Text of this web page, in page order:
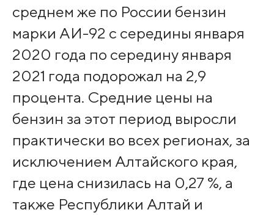
среднем же по России бензин
марки АИ-92 с середины января
2020 года по середину января
2021 года подорожал на 2,9
процента. Средние цены на
бензин за этот период выросли
практически во всех регионах, за
исключением Алтайского края,
где цена снизилась на 0,27 %, а
также Республики Алтай и